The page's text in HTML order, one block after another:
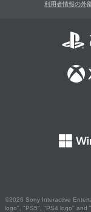
利用者情報の外
©2026 Sony Interactive
logo", "PS5", "PS4 logo" and